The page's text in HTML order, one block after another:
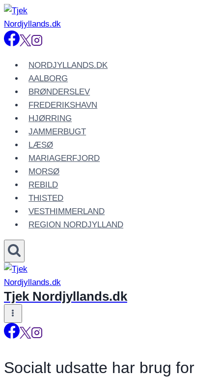
Fortsæt
til
indhold
NORDJYLLANDS.DK
AALBORG
BRØNDERSLEV
FREDERIKSHAVN
HJØRRING
JAMMERBUGT
LÆSØ
MARIAGERFJORD
MORSØ
REBILD
THISTED
VESTHIMMERLAND
REGION NORDJYLLAND
Tjek Nordjyllands.dk
Socialt udsatte har brug for